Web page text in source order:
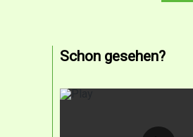
Schon gesehen?